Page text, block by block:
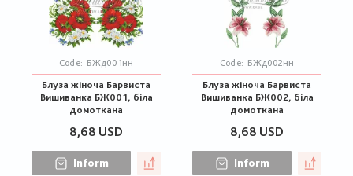
Code: БЖд001нн
Блуза жіноча Барвиста
Вишиванка БЖ001, біла
домоткана
8,68 USD
Inform
Code: БЖд002нн
Блуза жіноча Барвиста
Вишиванка БЖ002, біла
домоткана
8,68 USD
Inform